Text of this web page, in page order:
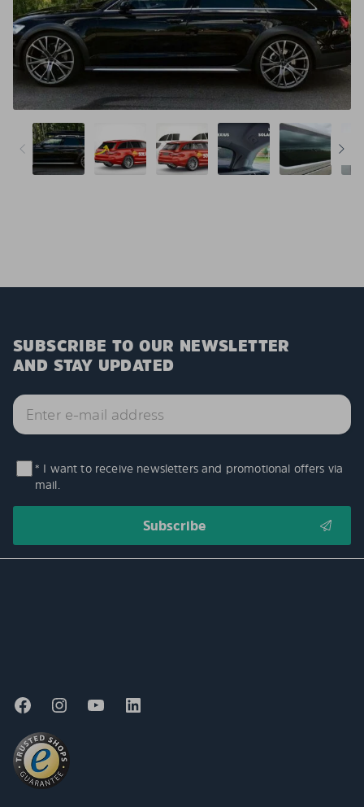
SUBSCRIBE TO OUR NEWSLETTER
AND STAY UPDATED
* I want to receive newsletters and promotional offers via
mail.